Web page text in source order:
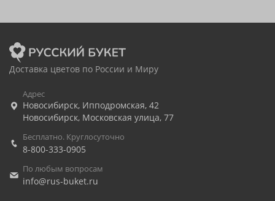
Доставка цветов по России и Миру
Адрес
Новосибирск, Ипподромская, 42
Новосибирск, Московская улица, 77
Бесплатно. Круглосуточно
8-800-333-0905
По любым вопросам
info@rus-buket.ru